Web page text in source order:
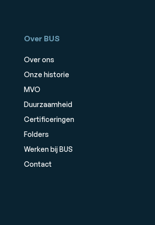
Over BUS
Over ons
Onze historie
MVO
Duurzaamheid
Certificeringen
Folders
Werken bij BUS
Contact